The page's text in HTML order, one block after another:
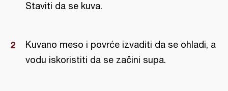
Staviti da se kuva.
Kuvano meso i povrće izvaditi da se ohladi, a
vodu iskoristiti da se začini supa.